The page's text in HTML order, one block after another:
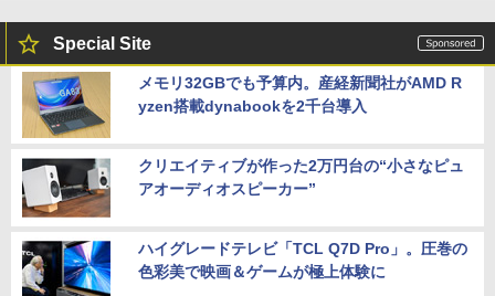
Special Site
メモリ32GBでも予算内。産経新聞社がAMD R
yzen搭載dynabookを2千台導入
クリエイティブが作った2万円台の“小さなピュ
アオーディオスピーカー”
ハイグレードテレビ「TCL Q7D Pro」。圧巻の
色彩美で映画＆ゲームが極上体験に